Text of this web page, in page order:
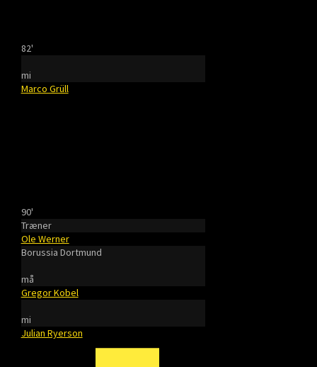
82'
mi
Marco Grüll
90'
Træner
Ole Werner
Borussia Dortmund
må
Gregor Kobel
mi
Julian Ryerson